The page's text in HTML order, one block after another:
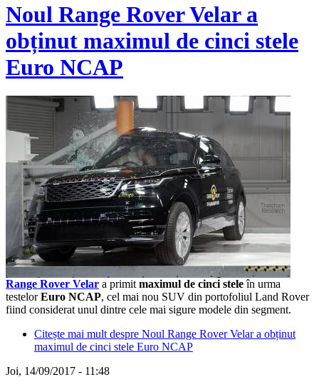
Noul Range Rover Velar a
obținut maximul de cinci stele
Euro NCAP
Range Rover Velar a primit maximul de cinci steleîn urma
testelorEuro NCAP, cel mai nou SUV din portofoliul Land Rover
fiind considerat unul dintre cele mai sigure modele din segment.
Citește mai mult despre Noul Range Rover Velar a obținut
maximul de cinci stele Euro NCAP
Joi, 14/09/2017 - 11:48